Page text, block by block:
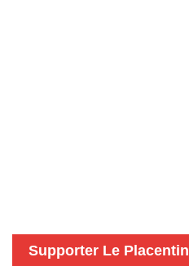
Supporter Le Placentin